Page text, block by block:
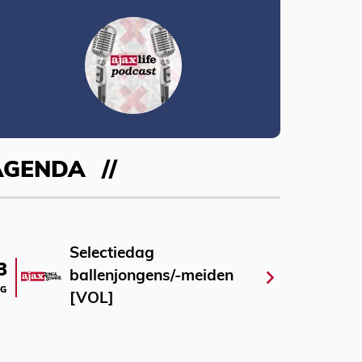
Selectiedag
ballenjongens/-meiden
[VOL]